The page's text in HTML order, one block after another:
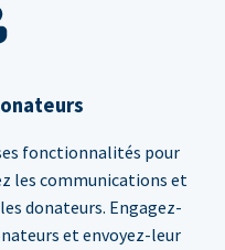
fonctionnalités pour
les communications et
donateurs. Engagez-
et envoyez-leur